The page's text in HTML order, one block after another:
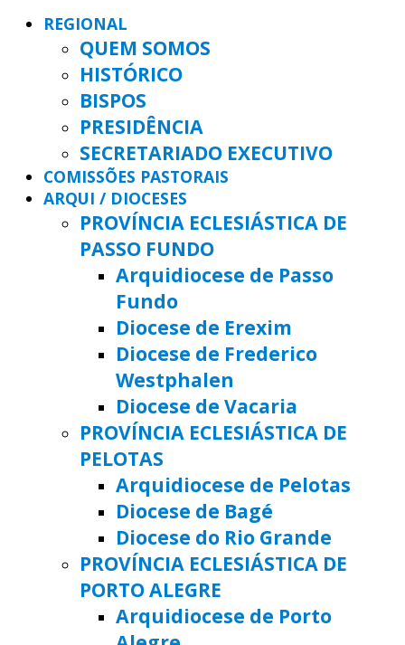
REGIONAL
QUEM SOMOS
HISTÓRICO
BISPOS
PRESIDÊNCIA
SECRETARIADO EXECUTIVO
COMISSÕES PASTORAIS
ARQUI / DIOCESES
PROVÍNCIA ECLESIÁSTICA DE
PASSO FUNDO
Arquidiocese de Passo
Fundo
Diocese de Erexim
Diocese de Frederico
Westphalen
Diocese de Vacaria
PROVÍNCIA ECLESIÁSTICA DE
PELOTAS
Arquidiocese de Pelotas
Diocese de Bagé
Diocese do Rio Grande
PROVÍNCIA ECLESIÁSTICA DE
PORTO ALEGRE
Arquidiocese de Porto